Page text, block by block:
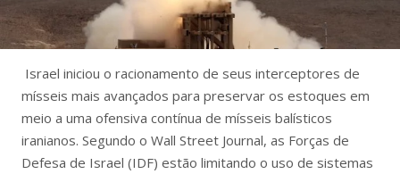
Israel iniciou o racionamento de seus interceptores de
mísseis mais avançados para preservar os estoques em
meio a uma ofensiva contínua de mísseis balísticos
iranianos. Segundo o Wall Street Journal, as Forças de
Defesa de Israel (IDF) estão limitando o uso de sistemas